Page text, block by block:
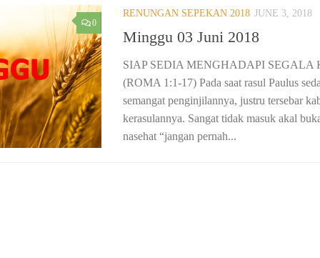
0
RENUNGAN SEPEKAN 2018 JUNE 3, 2018
Minggu 03 Juni 2018
SIAP SEDIA MENGHADAPI
(ROMA 1:1-17) Pada saat rasul Paulus
semangat penginjilannya, justru tersebar
kerasulannya. Sangat tidak masuk akal
nasehat “jangan pernah...